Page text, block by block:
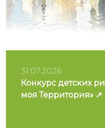
31.07.2026
Конкурс детских
моя Территория»